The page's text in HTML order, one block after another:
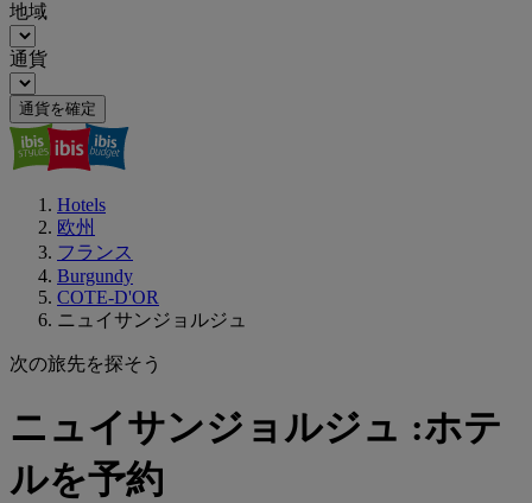
地域
通貨
通貨を確定
Hotels
欧州
フランス
Burgundy
COTE-D'OR
ニュイサンジョルジュ
次の旅先を探そう
ニュイサンジョルジュ :ホテ
ルを予約